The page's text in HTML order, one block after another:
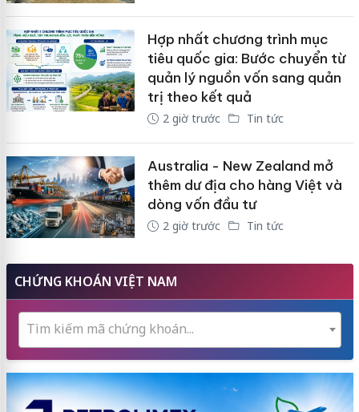
Hợp nhất chương trình mục
tiêu quốc gia: Bước chuyển từ
quản lý nguồn vốn sang quản
trị theo kết quả
2 giờ trước Tin tức
Australia - New Zealand mở
thêm dư địa cho hàng Việt và
dòng vốn đầu tư
2 giờ trước Tin tức
CHỨNG KHOÁN VIỆT NAM
Tìm kiếm mã chứng khoán...